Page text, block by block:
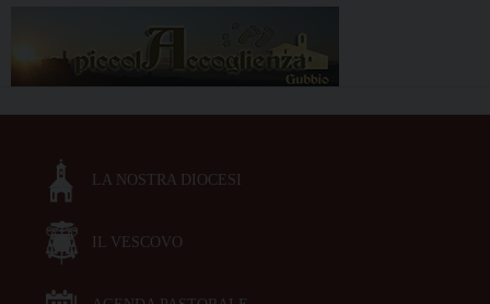
LA NOSTRA DIOCESI
IL VESCOVO